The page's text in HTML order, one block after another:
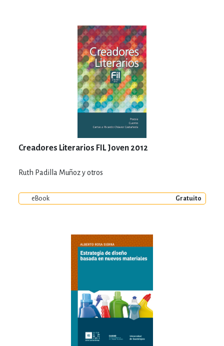
Creadores Literarios FIL Joven 2012
Ruth Padilla Muñoz y otros
eBook Gratuito